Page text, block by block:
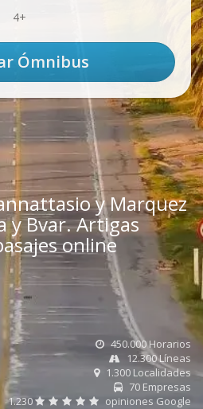
4+
y Marquez
y Bvar. Artigas
online
450.000 Horarios
12.300 Líneas
1.300 Localidades
70 Empresas
1.230
opiniones Google